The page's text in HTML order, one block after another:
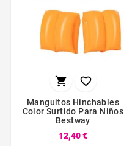
 
Manguitos Hinchables
Color Surtido Para Niños
Bestway
12,40 €